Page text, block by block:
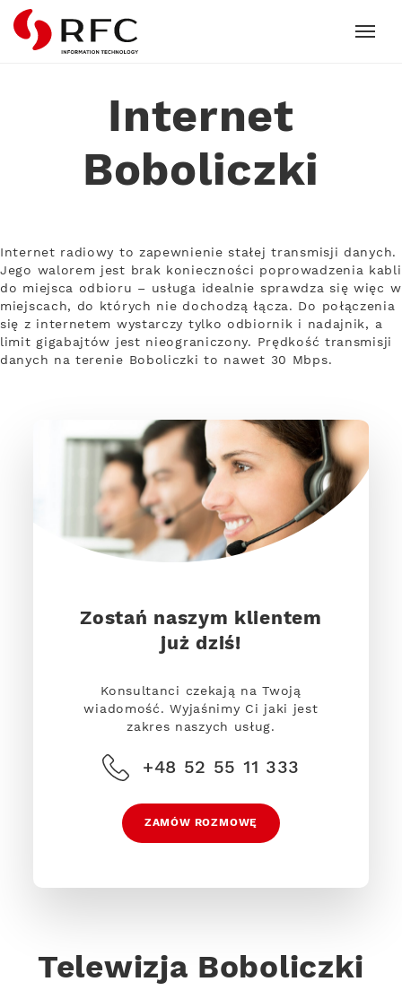
RFC
Internet
Boboliczki
Internet radiowy to zapewnienie stałej transmisji danych.
Jego walorem jest brak konieczności poprowadzenia kabli
do miejsca odbioru – usługa idealnie sprawdza się więc w
miejscach, do których nie dochodzą łącza. Do połączenia
się z internetem wystarczy tylko odbiornik i nadajnik, a
limit gigabajtów jest nieograniczony. Prędkość transmisji
danych na terenie Boboliczki to nawet 30 Mbps.
Zostań naszym klientem
już dziś!
Konsultanci czekają na Twoją
wiadomość. Wyjaśnimy Ci jaki jest
zakres naszych usług.
+48 52 55 11 333
ZAMÓW ROZMOWĘ
Telewizja Boboliczki